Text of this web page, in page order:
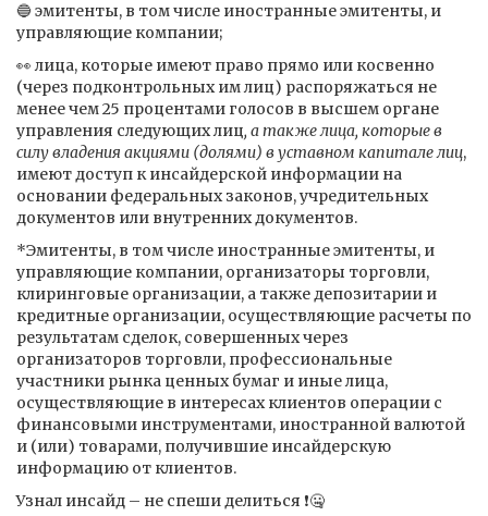
🔵 эмитенты, в том числе иностранные эмитенты, и
управляющие компании;
👀 лица, которые имеют право прямо или косвенно
(через подконтрольных им лиц) распоряжаться не
менее чем 25 процентами голосов в высшем органе
управления следующих лиц, а также лица, которые в
силу владения акциями (долями) в уставном капитале лиц,
имеют доступ к инсайдерской информации на
основании федеральных законов, учредительных
документов или внутренних документов.
*Эмитенты, в том числе иностранные эмитенты, и
управляющие компании, организаторы торговли,
клиринговые организации, а также депозитарии и
кредитные организации, осуществляющие расчеты по
результатам сделок, совершенных через
организаторов торговли, профессиональные
участники рынка ценных бумаг и иные лица,
осуществляющие в интересах клиентов операции с
финансовыми инструментами, иностранной валютой
и (или) товарами, получившие инсайдерскую
информацию от клиентов.
Узнал инсайд – не спеши делиться ❗️🤐